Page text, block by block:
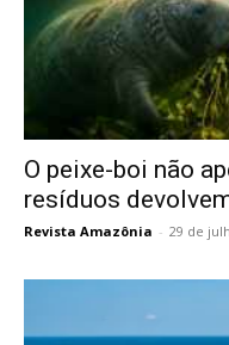
O peixe-boi não
resíduos
Revista Amazônia - 29 de